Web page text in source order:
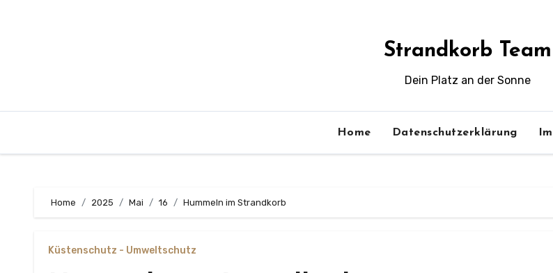
Strandkorb Team
Dein Platz an der Sonne
Home Datenschutzerklärung
Home 2025 Mai 16 Hummeln im Strandkorb
Küstenschutz - Umweltschutz